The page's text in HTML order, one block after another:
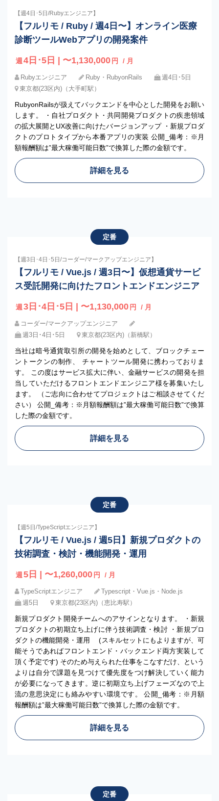
【週4日･5日/Rubyエンジニア】
【フルリモ / Ruby / 週4日〜】オンライン医療
診断ツールWebアプリの開発案件
週 4日･5日 | 〜1,130,000 円 / 月
Rubyエンジニア Ruby・RubyonRails
週4日･5日
東京都(23区内)（大手町駅）
RubyonRailsが扱えてバックエンドを中心とした開発をお願い
します。 ・自社プロダクト・共同開発プロダクトの疾患領域
の拡大展開とUX改善に向けたバージョンアップ ・新規プロダ
クトのプロトタイプから本番アプリの実装 公開_備考：※月
額報酬額は”最大稼働可能日数”で換算した際の金額です。
詳細を見る
定番
【週3日･4日･5日/コーダー/マークアップエンジニア】
【フルリモ / Vue.js / 週3日〜】仮想通貨サービ
ス受託開発に向けたフロントエンドエンジニア
週 3日･4日･5日 | 〜1,130,000 円 / 月
コーダー/マークアップエンジニア
週3日･4日･5日
東京都(23区内)（新橋駅）
当社は暗号通貨取引所の開発を始めとして、ブロックチェー
ントークンの制作、 チャートツール開発に携わっておりま
す。 この度はサービス拡大に伴い、金融サービスの開発を担
当していただけるフロントエンドエンジニア様を募集いたし
ます。 （ご志向に合わせてプロジェクトはご相談させてくだ
さい） 公開_備考：※月額報酬額は”最大稼働可能日数”で換算
した際の金額です。
詳細を見る
定番
【週5日/TypeScriptエンジニア】
【フルリモ / Vue.js / 週5日】新規プロダクトの
技術調査・検討・機能開発・運用
週 5日 | 〜1,260,000 円 / 月
TypeScriptエンジニア
Typescript・Vue.js・Node.js
週5日
東京都(23区内)（恵比寿駅）
新規プロダクト開発チームへのアサインとなります。 ・新規
プロダクトの初期立ち上げに伴う技術調査・検討 ・新規プロ
ダクトの機能開発・運用 (スキルセットにもよりますが、可
能そうであればフロントエンド・バックエンド両方実装して
頂く予定です) そのため与えられた仕事をこなすだけ、という
よりは自分で課題を見つけて優先度をつけ解決していく能力
が必要になってきます。逆に初期立ち上げフェーズなので上
流の意思決定にも絡みやすい環境です。 公開_備考：※月額
報酬額は”最大稼働可能日数”で換算した際の金額です。
詳細を見る
定番